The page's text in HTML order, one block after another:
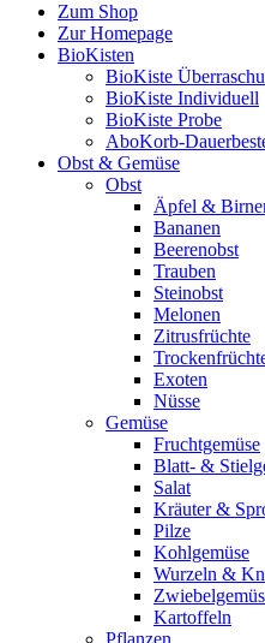
Zum Shop
Zur Homepage
BioKisten
BioKiste
BioKiste Individuell
BioKiste Probe
AboKorb-
Obst & Gemüse
Obst
Äpfel &
Bananen
Beerenobst
Trauben
Steinobst
Melonen
Zitrusfrüchte
Exoten
Nüsse
Gemüse
Fruchtgemüse
Blatt- &
Salat
Kräuter &
Pilze
Kohlgemüse
Wurzeln &
Kartoffeln
Pflanzen